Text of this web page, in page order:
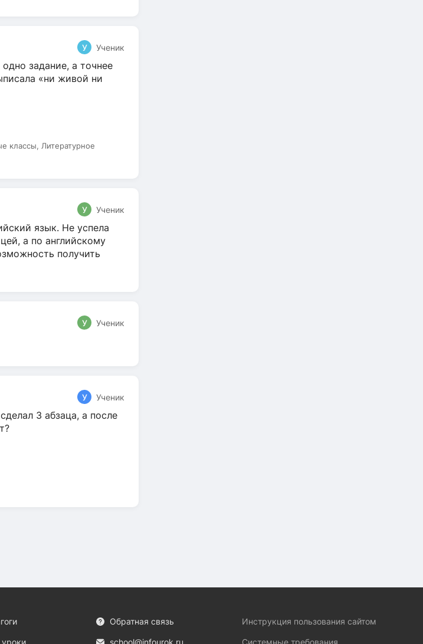
У Ученик
задание, а точнее
«ни живой ни
классы, Литературное
У Ученик
язык. Не успела
а по английскому
получить
У Ученик
У Ученик
3 абзаца, а после
Обратная связь
school@infourok.ru
Инструкция пользования сайтом
Системные требования